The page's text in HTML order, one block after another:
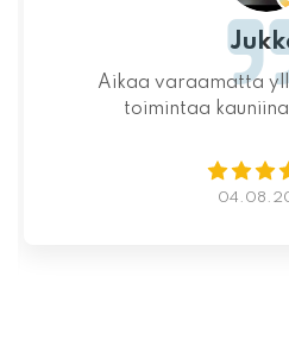
Aikaa varaamatta
toimintaa